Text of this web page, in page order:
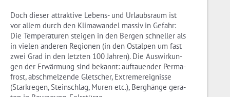
Doch die­ser at­trak­ti­ve Le­bens- und Ur­laubs­raum ist
vor allem durch den Kli­ma­wan­del mas­siv in Ge­fahr:
Die Tem­pe­ra­tu­ren stei­gen in den Ber­gen schnel­ler als
in vie­len an­de­ren Re­gio­nen (in den Ost­al­pen um fast
zwei Grad in den letz­ten 100 Jah­ren). Die Aus­wir­kun­
gen der Er­wär­mung sind be­kannt: auf­tau­en­der Per­ma­
frost, ab­schmel­zen­de Glet­scher, Ex­tre­mer­eig­nis­se
(Stark­re­gen, Stein­schlag, Muren etc.), Berg­hän­ge ge­ra­